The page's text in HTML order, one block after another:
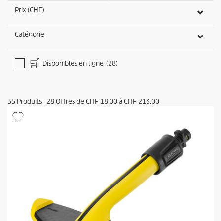
Prix (CHF)
Catégorie
Disponibles en ligne (28)
35 Produits | 28Offres de CHF 18.00àCHF 213.00